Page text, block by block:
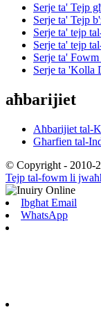
Serje ta' Tejp
Serje ta' Tejp
Serje ta' tejp
Serje ta' tejp
Serje ta' Fowm
Serje ta 'Kolla
aħbarijiet
Aħbarijiet tal-
Għarfien tal-
© Copyright - 2010-
Tejp tal-fowm li
Ibgħat Email
WhatsApp